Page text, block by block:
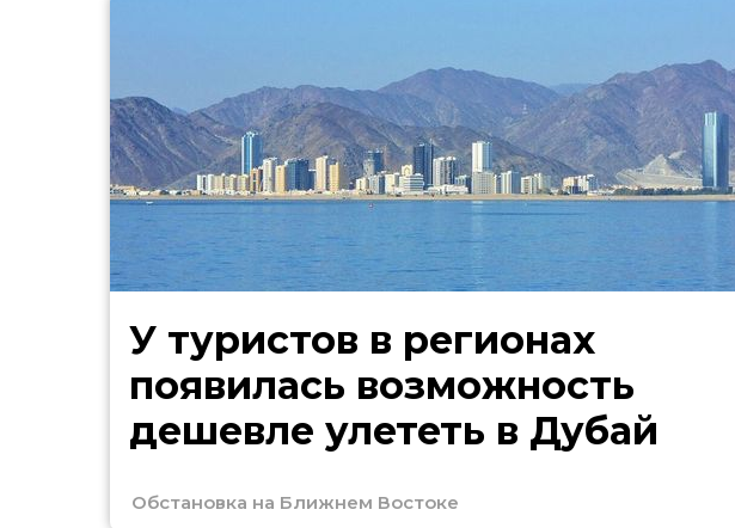
У туристов в регионах
появилась возможность
дешевле улететь в Дубай
Обстановка на Ближнем Востоке